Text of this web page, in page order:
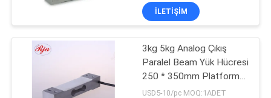
FABRIKASingle Point Yük
Hücresi
95
İLETIŞIM
3kg 5kg Analog Çıkış
Paralel Beam Yük Hücresi
250 * 350mm Platform
Mevcut
USD5-10/pc MOQ:1ADET